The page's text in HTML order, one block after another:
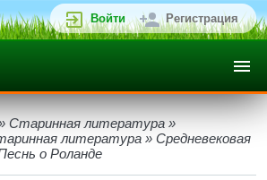
Войти Регистрация
Старинная литература »
литература » Средневековая
о Роланде